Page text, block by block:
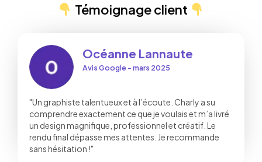
Témoignage client
Océanne Lannaute
Avis Google - mars 2025
"Un graphiste talentueux et à l’écoute. Charly a su
comprendre exactement ce que je voulais et m’a livré
un design magnifique, professionnel et créatif. Le
rendu final dépasse mes attentes. Je recommande
sans hésitation !"